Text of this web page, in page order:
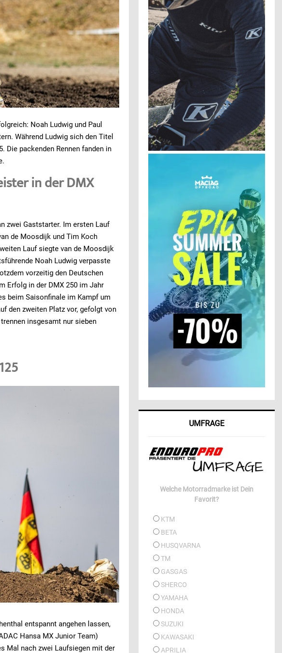
Noah Ludwig und Paul
Während Ludwig sich den Titel
Die packenden Rennen fanden in
in der DMX
zwei Gaststarter. Im ersten Lauf
de Moosdijk und Tim Koch
Lauf siegte van de Moosdijk
Noah Ludwig verpasste
vorzeitig den Deutschen
Erfolg in der DMX 250 im Jahr
beim Saisonfinale im Kampf um
den zweiten Platz vor, gefolgt von
insgesamt nur sieben
entspannt angehen lassen,
Hansa MX Junior Team)
Mal nach zwei Laufsiegen mit der
UMFRAGE
Welche Motorradmarke ist Dein
Favorit?
KTM
BETA
HUSQVARNA
TM
GASGAS
SHERCO
YAMAHA
HONDA
SUZUKI
KAWASAKI
APRILIA